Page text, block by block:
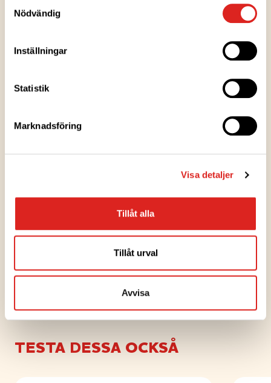
Nödvändig
Inställningar
Statistik
Marknadsföring
Visa detaljer
Tillåt alla
Tillåt urval
Avvisa
Förpackningsinformation
Saarioinen tuo ensimmäisenä
markkinoille proteiinipitoisen
tuotesarjan valmisruokahyllyyn
21.1.2026
TESTA DESSA OCKSÅ